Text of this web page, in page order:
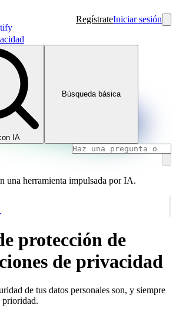
RegístrateIniciar sesión
IA
Búsqueda básica
una herramienta impulsada por IA.
protección de
de privacidad
de tus datos personales son, y siempre
prioridad.